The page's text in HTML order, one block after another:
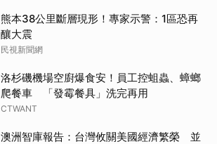
熊本38公里斷層現形！專家示警：1區恐再
釀大震
民視新聞網
洛杉磯機場空廚爆食安！員工控蛆蟲、蟑螂
爬餐車 「發霉餐具」洗完再用
CTWANT
澳洲智庫報告：台灣攸關美國經濟繁榮 並